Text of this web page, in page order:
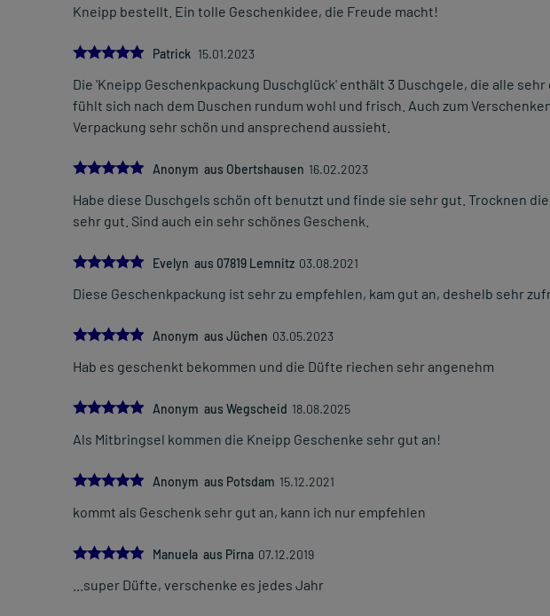
Kneipp bestellt. Ein tolle Geschenkidee, die Freude macht!
5.0
Patrick 15.01.2023
Die 'Kneipp Geschenkpackung Duschglück' enthält 3 Duschgele, die alle
fühlt sich nach dem Duschen rundum wohl und frisch. Auch zum
Verpackung sehr schön und ansprechend aussieht.
5.0
Anonym aus Obertshausen 16.02.2023
Habe diese Duschgels schön oft benutzt und finde sie sehr gut. Trocknen
sehr gut. Sind auch ein sehr schönes Geschenk.
5.0
Evelyn aus 07819 Lemnitz 03.08.2021
Diese Geschenkpackung ist sehr zu empfehlen, kam gut an, deshelb sehr
5.0
Anonym aus Jüchen 03.05.2023
Hab es geschenkt bekommen und die Düfte riechen sehr angenehm
5.0
Anonym aus Wegscheid 18.08.2025
Als Mitbringsel kommen die Kneipp Geschenke sehr gut an!
5.0
Anonym aus Potsdam 15.12.2021
kommt als Geschenk sehr gut an, kann ich nur empfehlen
5.0
Manuela aus Pirna 07.12.2019
...super Düfte, verschenke es jedes Jahr